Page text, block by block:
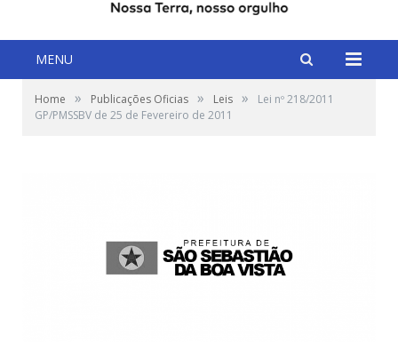
MENU
Home » Publicações Oficias » Leis »
Lei nº 218/2011
GP/PMSSBV de 25 de Fevereiro de 2011